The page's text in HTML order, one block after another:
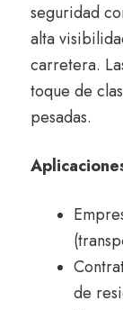
seguridad
alta
carretera.
toque de
pesadas.
de